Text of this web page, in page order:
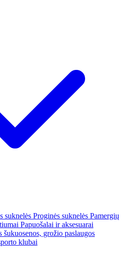
suknelės Proginės suknelės Pamergių
Papuošalai ir aksesuarai
šukuosenos, grožio paslaugos
klubai